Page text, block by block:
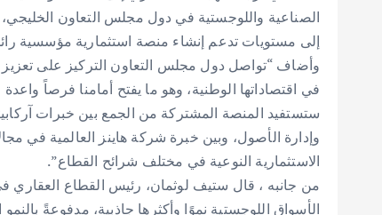
الصناعية واللوجستية في دول مجلس التعاون
إلى مستويات تدعم إنشاء منصة استثمارية مؤسسية
وأضاف “تواصل دول مجلس التعاون التركيز على تعزيز
في اقتصاداتها الوطنية، وهو ما يفتح أمامنا فرصاً
ستستفيد المنصة المشتركة من الجمع بين خبرات
وإدارة الأصول، وبين خبرة شركة هاينز العالمية في
الاستثمارية النوعية في مختلف شرائح القطاع”.
من جانبه ، قال ستيف لوثمان، رئيس القطاع
الأسواق اللوجستية نموًا وأكثرها جاذبية، مدفوعةً